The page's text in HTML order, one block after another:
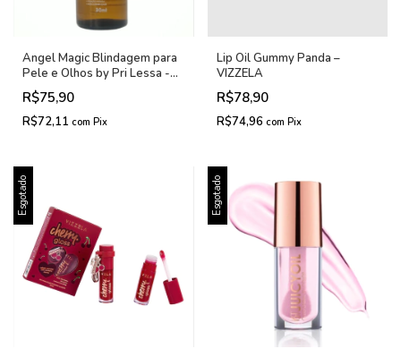
Angel Magic Blindagem para
Pele e Olhos by Pri Lessa -
Catharine Hill
R$75,90
R$72,11 com Pix
Lip Oil Gummy Panda –
VIZZELA
R$78,90
R$74,96 com Pix
Esgotado Esgotado